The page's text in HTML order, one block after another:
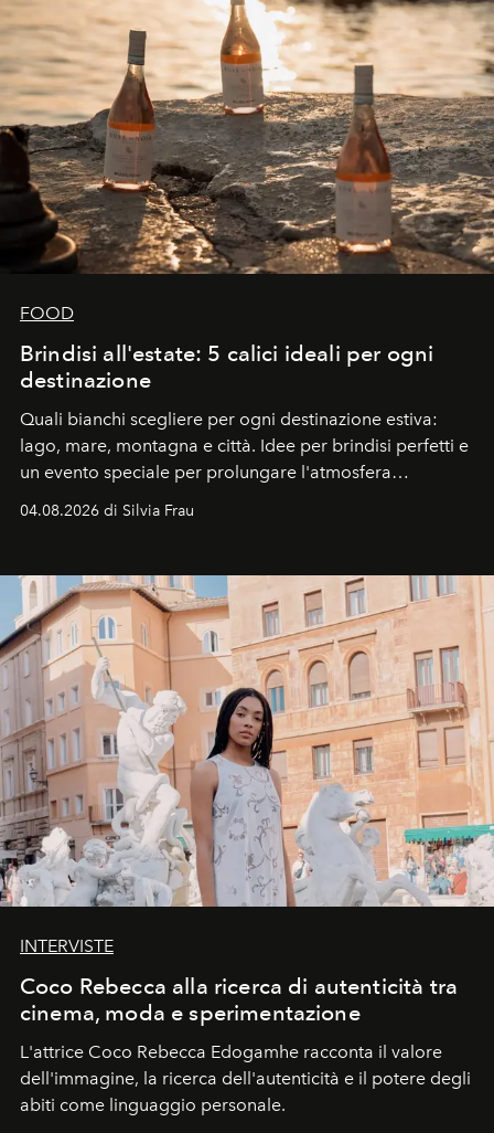
FOOD
Brindisi all'estate: 5 calici ideali per ogni
destinazione
Quali bianchi scegliere per ogni destinazione estiva:
lago, mare, montagna e città. Idee per brindisi perfetti e
un evento speciale per prolungare l'atmosfera
04.08.2026 di Silvia Frau
INTERVISTE
Coco Rebecca alla ricerca di autenticità tra
cinema, moda e sperimentazione
L'attrice Coco Rebecca Edogamhe racconta il valore
dell'immagine, la ricerca dell'autenticità e il potere degli
abiti come linguaggio personale.